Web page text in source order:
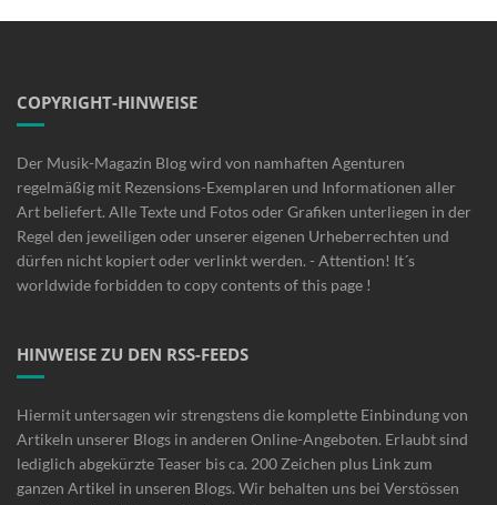
COPYRIGHT-HINWEISE
Der Musik-Magazin Blog wird von namhaften Agenturen
regelmäßig mit Rezensions-Exemplaren und Informationen aller
Art beliefert. Alle Texte und Fotos oder Grafiken unterliegen in der
Regel den jeweiligen oder unserer eigenen Urheberrechten und
dürfen nicht kopiert oder verlinkt werden. - Attention! It´s
worldwide forbidden to copy contents of this page !
HINWEISE ZU DEN RSS-FEEDS
Hiermit untersagen wir strengstens die komplette Einbindung von
Artikeln unserer Blogs in anderen Online-Angeboten. Erlaubt sind
lediglich abgekürzte Teaser bis ca. 200 Zeichen plus Link zum
ganzen Artikel in unseren Blogs. Wir behalten uns bei Verstössen